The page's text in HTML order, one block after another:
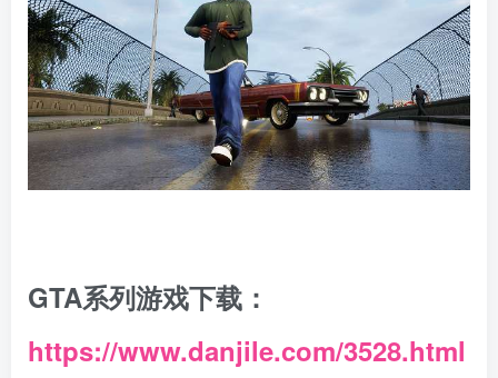
GTA系列游戏下载：
https://www.danjile.com/3528.html